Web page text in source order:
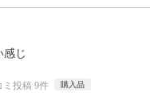
感じ
ミ投稿 9件 購入品